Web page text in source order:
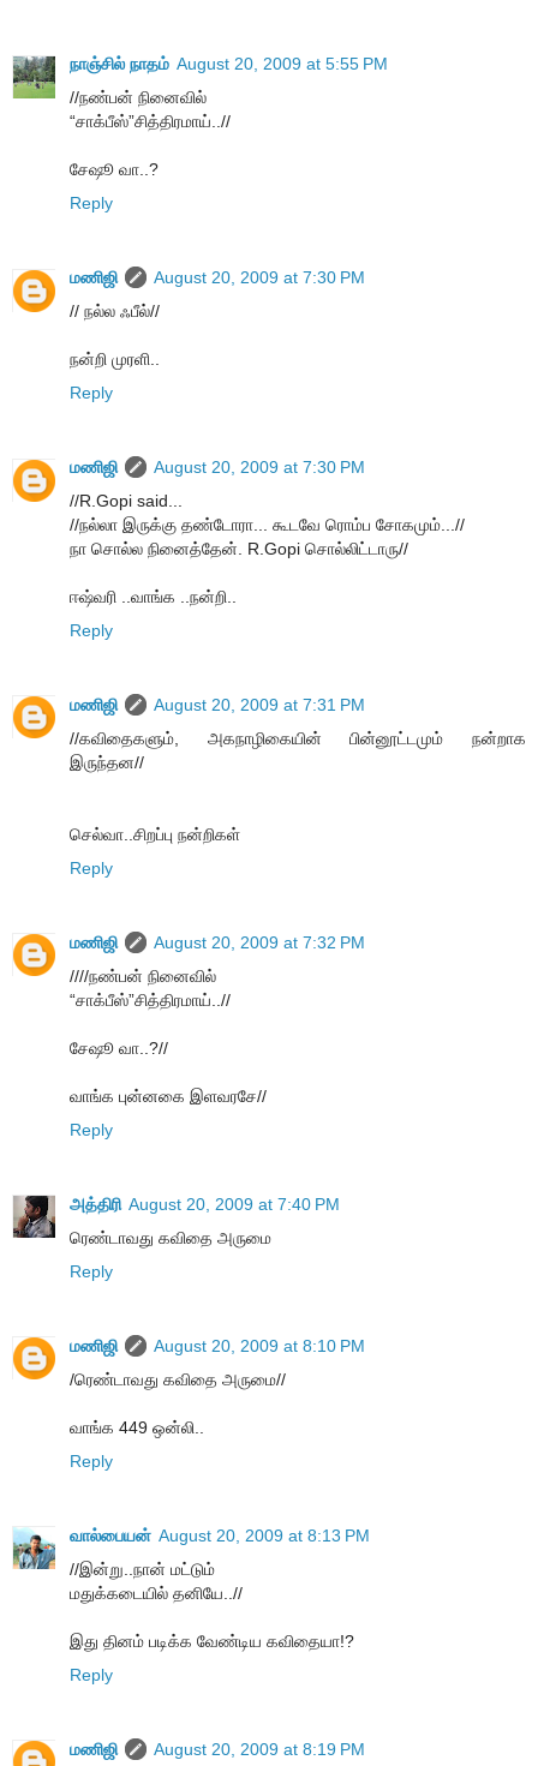
நாஞ்சில் நாதம் August 20, 2009 at 5:55 PM
//நண்பன் நினைவில்
“சாக்பீஸ்”சித்திரமாய்..//
சேஷூ வா..?
Reply
மணிஜி
August 20, 2009 at 7:30 PM
// நல்ல ஃபீல்//
நன்றி முரளி..
Reply
மணிஜி
August 20, 2009 at 7:30 PM
//R.Gopi said...
//ந‌ல்லா இருக்கு த‌ண்டோரா... கூட‌வே ரொம்ப‌ சோகமும்...//
நா சொல்ல நினைத்தேன். R.Gopi சொல்லிட்டாரு//
ஈஷ்வரி ..வாங்க ..நன்றி..
Reply
மணிஜி
August 20, 2009 at 7:31 PM
//கவிதைகளும், அகநாழிகையின் பின்னூட்டமும் நன்றாக
இருந்தன//
செல்வா..சிறப்பு நன்றிகள்
Reply
மணிஜி
August 20, 2009 at 7:32 PM
////நண்பன் நினைவில்
“சாக்பீஸ்”சித்திரமாய்..//
சேஷூ வா..?//
வாங்க புன்னகை இளவரசே//
Reply
அத்திரி August 20, 2009 at 7:40 PM
ரெண்டாவது கவிதை அருமை
Reply
மணிஜி
August 20, 2009 at 8:10 PM
/ரெண்டாவது கவிதை அருமை//
வாங்க 449 ஒன்லி..
Reply
வால்பையன் August 20, 2009 at 8:13 PM
//இன்று..நான் மட்டும்
மதுக்கடையில் தனியே..//
இது தினம் படிக்க வேண்டிய கவிதையா!?
Reply
மணிஜி
August 20, 2009 at 8:19 PM